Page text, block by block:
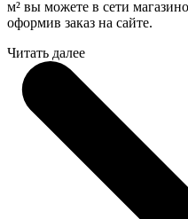
м² вы можете в сети
оформив заказ на сайте.
Читать далее